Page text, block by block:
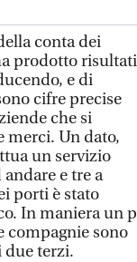
conta dei
prodotto risultati
e di
cifre precise
che si
merci. Un dato,
un servizio
e tre a
porti è stato
In maniera un
compagnie sono
due terzi.